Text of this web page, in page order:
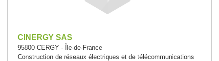
CINERGY SAS
95800 CERGY - Île-de-France
Construction de réseaux électriques et de télécommunications